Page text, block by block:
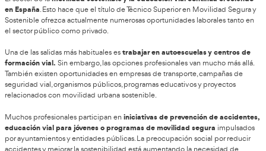
Una de las principales razones por las que cada vez más
Grado Superior de Movilidad Segura y Sostenible Online o a
Formación Profesional es
estudio. La formación online permite acceder a clases y
cualquier lugar y organizar el tiempo de estudio de forma
Estoresulta especialmente útil para personas que trabajan
especializados. Además, estudiar online permite ahorrar
relacionados con desplazamientos diarios.